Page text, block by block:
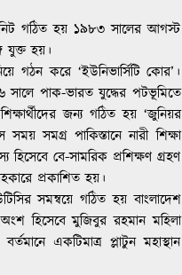
গঠিত হয় ১৯৮৩ সালের আগস্ট
যুক্ত হয়।
গঠন করে ‘ইউনিভার্সিটি কোর’।
সালে পাক-ভারত যুদ্ধের পটভূমিতে
জন্য গঠিত হয় ‘জুনিয়র
সমগ্র পাকিস্তানে নারী শিক্ষা
হিসেবে বে-সামরিক প্রশিক্ষণ গ্রহণ
প্রকাশিত হয়।
সমন্বয়ে গঠিত হয় বাংলাদেশ
হিসেবে মুজিবুর রহমান মহিলা
একটিমাত্র প্লাটুন মহাস্থান